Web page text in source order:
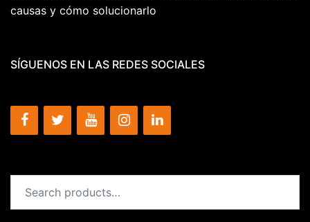
causas y cómo solucionarlo
SÍGUENOS EN LAS REDES SOCIALES
for: